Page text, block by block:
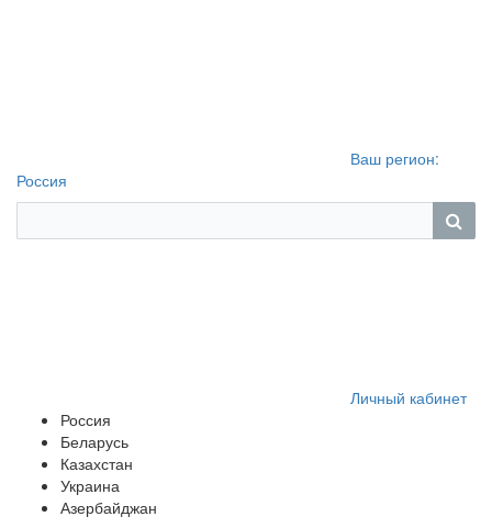
Ваш регион:
Россия
Личный кабинет
Россия
Беларусь
Казахстан
Украина
Азербайджан